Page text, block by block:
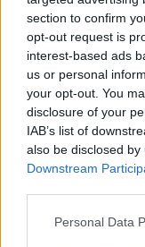
section to confirm
opt-out request is
interest-based ads
us or personal
your opt-out. You
disclosure of your
IAB’s list of
also be disclosed
Downstream
Personal Data
MTV:n studiossa
Puukangas.
Liivik.
Tsekkaa myös:
Kimmo Kapanen